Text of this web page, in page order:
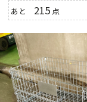
あと 215 点